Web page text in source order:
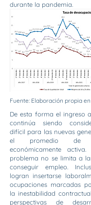
durante la pandemia.
Fuente: Elaboración propia
De esta forma el ingreso
continúa siendo
difícil para las nuevas
el promedio de
económicamente
problema no se limita a
conseguir empleo.
logran insertarse
ocupaciones marcadas
la inestabilidad
perspectivas de